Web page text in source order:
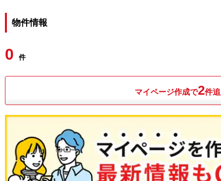
物件情報
0 件
マイページ作成で2件追